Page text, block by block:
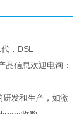
，DSL
品信息欢迎电询：
发和生产，如激